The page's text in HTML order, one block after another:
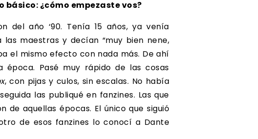
básico: ¿cómo empezaste vos?
del año ‘90. Tenía 15 años, ya venía
maestras y decían “muy bien nene,
el mismo efecto con nada más. De ahí
época. Pasé muy rápido de las cosas
, con pijas y culos, sin escalas. No había
las publiqué en fanzines. Las que
de aquellas épocas. El único que siguió
de esos fanzines lo conocí a Dante